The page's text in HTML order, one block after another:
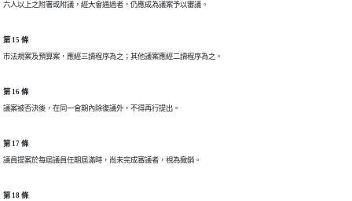
六人以上之附署或附議，經大會通過者，仍應成為議案予以審議。
第 15 條
市法規案及預算案，應經三讀程序為之；其他議案應經二讀程序為之。
第 16 條
議案被否決後，在同一會期內除復議外，不得再行提出。
第 17 條
議員提案於每屆議員任期屆滿時，尚未完成審議者，視為撤銷。
第 18 條